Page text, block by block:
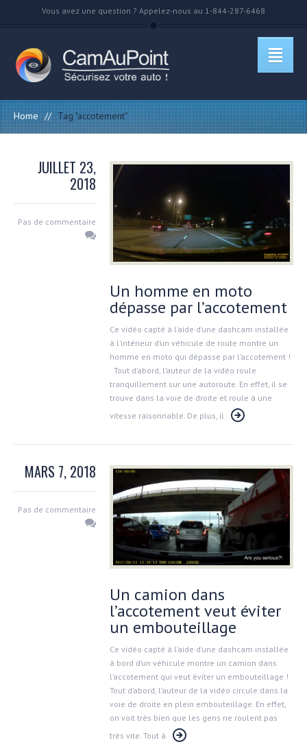
Vous avez une question ? Appelez-nous au 1-844-287-6468
Home // Tag "accotement"
JUILLET 23,
2018
Pas de commentaire
Un homme en moto
dépasse par l’accotement
Ce vidéo capté à l’aide d’une dashcam installée
à l’intérieur d’un véhicule de route montre un
homme en moto qui dépasse par l’accotement !
Tout d’abord, l’auteur de la vidéo roule
tranquillement sur une autoroute. En effet, il se
trouve dans la voie de droite et roule à une
vitesse raisonnable. De plus, il
MARS 7, 2018
Pas de commentaire
Un camion dans
l’accotement veut éviter
un embouteillage
Ce vidéo capté à l’aide d’une dashcam installée
à bord d’un véhicule montre un camion dans
l’accotement qui veut éviter un embouteillage !
Tout d’abord, l’auteur de la vidéo circule dans la
voie de droite en plein embouteillage. En effet,
on voit très bien que les gens ne roulent pas
très vite. Tout à